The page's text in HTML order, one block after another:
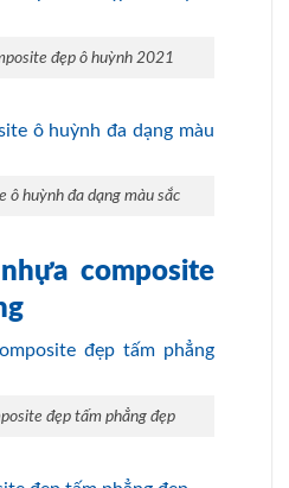
đẹp ô huỳnh 2021
ô huỳnh đa dạng màu sắc
composite
đẹp tấm phẳng đẹp